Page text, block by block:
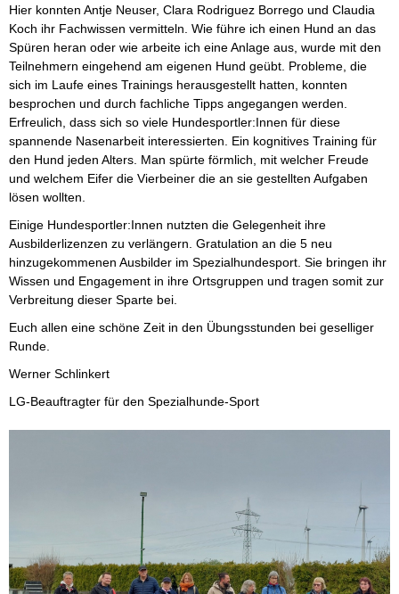
Hier konnten Antje Neuser, Clara Rodriguez Borrego und Claudia
Koch ihr Fachwissen vermitteln. Wie führe ich einen Hund an das
Spüren heran oder wie arbeite ich eine Anlage aus, wurde mit den
Teilnehmern eingehend am eigenen Hund geübt. Probleme, die
sich im Laufe eines Trainings herausgestellt hatten, konnten
besprochen und durch fachliche Tipps angegangen werden.
Erfreulich, dass sich so viele Hundesportler:Innen für diese
spannende Nasenarbeit interessierten. Ein kognitives Training für
den Hund jeden Alters. Man spürte förmlich, mit welcher Freude
und welchem Eifer die Vierbeiner die an sie gestellten Aufgaben
lösen wollten.
Einige Hundesportler:Innen nutzten die Gelegenheit ihre
Ausbilderlizenzen zu verlängern. Gratulation an die 5 neu
hinzugekommenen Ausbilder im Spezialhundesport. Sie bringen ihr
Wissen und Engagement in ihre Ortsgruppen und tragen somit zur
Verbreitung dieser Sparte bei.
Euch allen eine schöne Zeit in den Übungsstunden bei geselliger
Runde.
Werner Schlinkert
LG-Beauftragter für den Spezialhunde-Sport